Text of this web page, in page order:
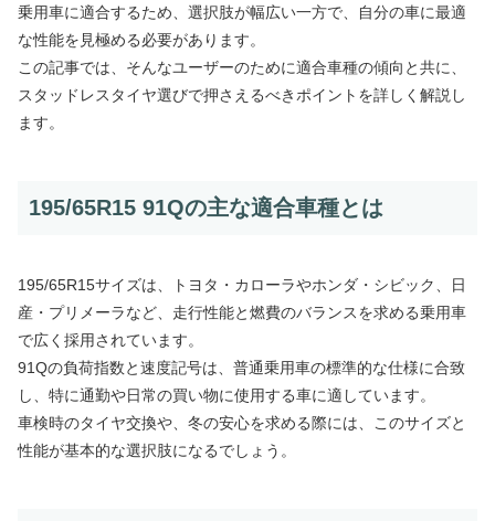
乗用車に適合するため、選択肢が幅広い一方で、自分の車に最適
な性能を見極める必要があります。
この記事では、そんなユーザーのために適合車種の傾向と共に、
スタッドレスタイヤ選びで押さえるべきポイントを詳しく解説し
ます。
195/65R15 91Qの主な適合車種とは
195/65R15サイズは、トヨタ・カローラやホンダ・シビック、日
産・プリメーラなど、走行性能と燃費のバランスを求める乗用車
で広く採用されています。
91Qの負荷指数と速度記号は、普通乗用車の標準的な仕様に合致
し、特に通勤や日常の買い物に使用する車に適しています。
車検時のタイヤ交換や、冬の安心を求める際には、このサイズと
性能が基本的な選択肢になるでしょう。